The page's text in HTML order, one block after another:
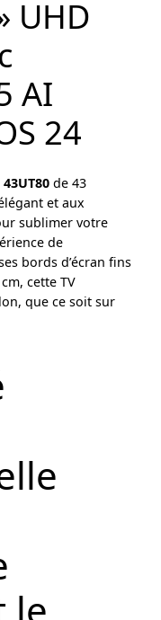
UHD
AI
24
43UT80 de 43
et aux
sublimer votre
de
bords d’écran fins
cette TV
que ce soit sur